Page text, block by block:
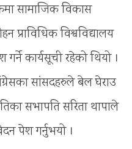
सामाजिक विकास
प्राविधिक विश्वविद्यालय
कार्यसूची रहेको थियो ।
सांसदहरुले बेल घेराउ
सभापति सरिता थापाले
पेश गर्नुभयो ।